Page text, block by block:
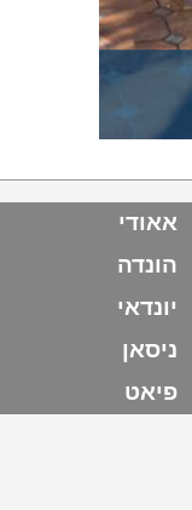
אאודי
הונדה
יונדאי
ניסאן
פיאט